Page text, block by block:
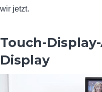
wir jetzt.
Touch-
Display